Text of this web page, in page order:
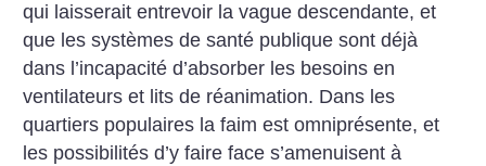
qui laisserait entrevoir la vague descendante, et
que les systèmes de santé publique sont déjà
dans l’incapacité d’absorber les besoins en
ventilateurs et lits de réanimation. Dans les
quartiers populaires la faim est omniprésente, et
les possibilités d’y faire face s’amenuisent à